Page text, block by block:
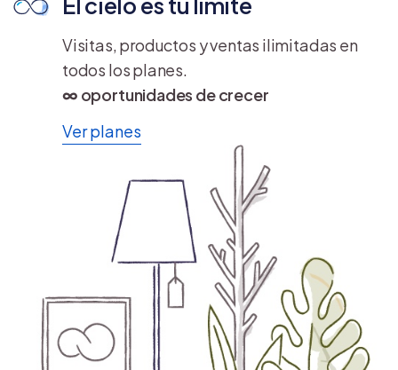
Visitas, productos y ventas ilimitadas en
todos los planes.
∞ oportunidades de crecer
Ver planes